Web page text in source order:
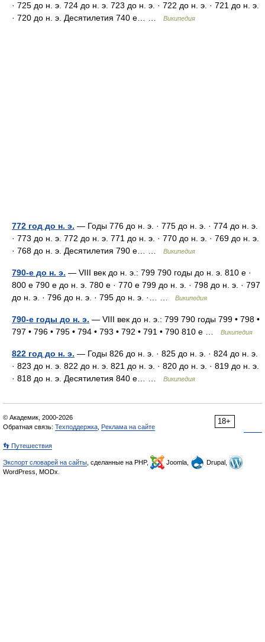
· 725 до н. э. 724 до н. э. 723 до н. э. · 722 до н. э. · 721 до н. э.
· 720 до н. э. Десятилетия 740 е… …
Википедия
772 год до н. э. — Годы 776 до н. э. · 775 до н. э. · 774 до н. э.
· 773 до н. э. 772 до н. э. 771 до н. э. · 770 до н. э. · 769 до н. э.
· 768 до н. э. Десятилетия 790 е… …
Википедия
790-е до н. э. — VIII век до н. э.: 799 790 годы до н. э. 810 е ·
800 е 790 е до н. э. 780 е · 770 е 799 до н. э. · 798 до н. э. · 797
до н. э. · 796 до н. э. · 795 до н. э. ·… …
Википедия
790-е годы до н. э. — VIII век до н. э.: 799 790 годы 799 • 798 •
797 • 796 • 795 • 794 • 793 • 792 • 791 • 790 810 е …
Википедия
822 год до н. э. — Годы 826 до н. э. · 825 до н. э. · 824 до н. э.
· 823 до н. э. 822 до н. э. 821 до н. э. · 820 до н. э. · 819 до н. э.
· 818 до н. э. Десятилетия 840 е… …
Википедия
18+
© Академик, 2000-2026
Обратная связь: Техподдержка Реклама на сайте
👣 Путешествия
Экспорт словарей на сайты , сделанные на PHP, Joomla,
Drupal,
WordPress, MODx.